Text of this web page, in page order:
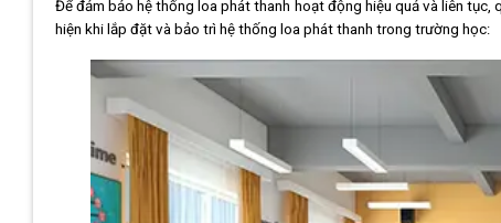
Để đảm bảo hệ thống loa phát thanh hoạt động hiệu quả và liên
hiện khi lắp đặt và bảo trì hệ thống loa phát thanh trong trường học: